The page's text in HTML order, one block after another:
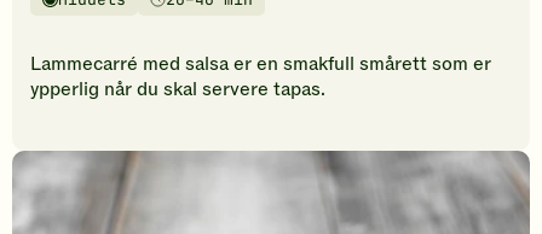
den
første
vurdere
denne
oppskriften.
Vanskelighetsgrad
Tilberedningstid
Lammecarré med salsa er en smakfull smårett som er
ypperlig når du skal servere tapas.